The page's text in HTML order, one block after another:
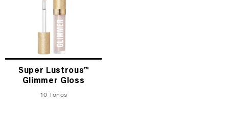
Super Lustrous™
Glimmer Gloss
10 Tonos